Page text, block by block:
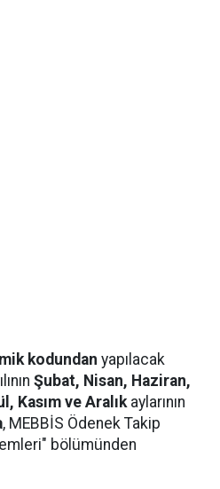
kodundan yapılacak
Şubat, Nisan, Haziran,
Kasım ve Aralıkaylarının
, MEBBİS Ödenek Takip
bölümünden